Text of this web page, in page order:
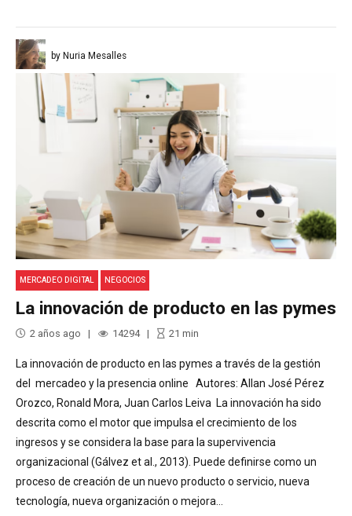
by Nuria Mesalles
MERCADEO DIGITAL NEGOCIOS
La innovación de producto en las pymes
2 años ago 14294 21 min
La innovación de producto en las pymes a través de la gestión
del mercadeo y la presencia online Autores: Allan José Pérez
Orozco, Ronald Mora, Juan Carlos Leiva La innovación ha sido
descrita como el motor que impulsa el crecimiento de los
ingresos y se considera la base para la supervivencia
organizacional (Gálvez et al., 2013). Puede definirse como un
proceso de creación de un nuevo producto o servicio, nueva
tecnología, nueva organización o mejora...